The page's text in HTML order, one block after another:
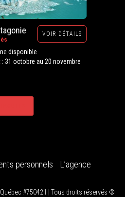
VOIR DÉTAILS
disponible
31 octobre au 20 novembre
personnels
L’agence
#750421 | Tous droits réservés ©